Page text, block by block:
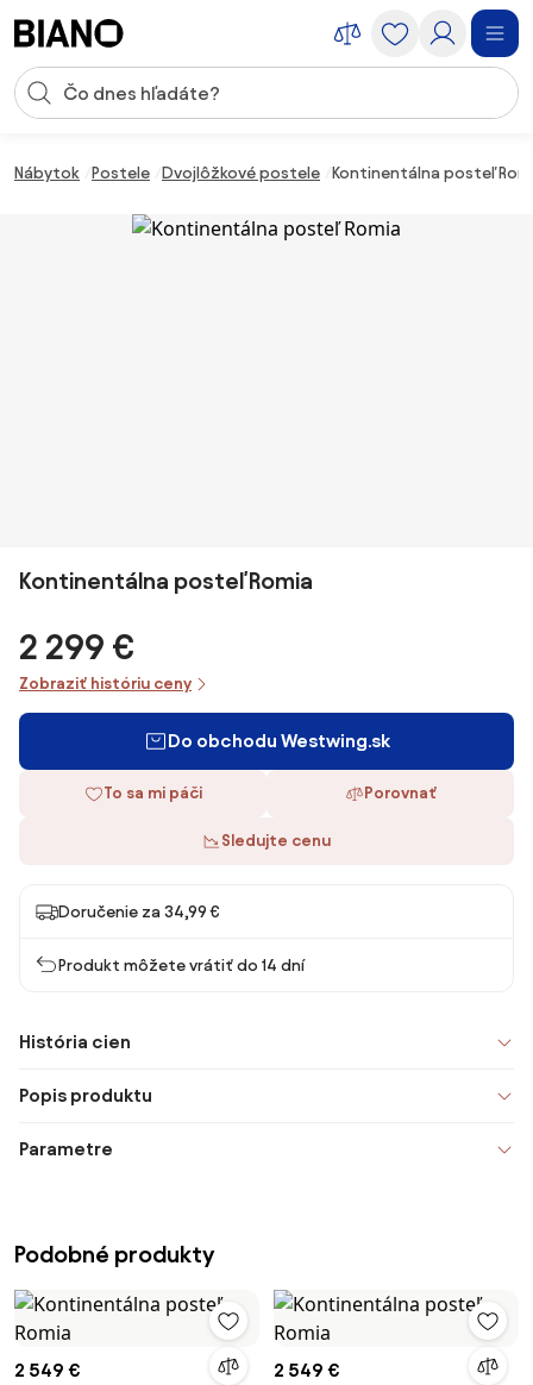
Vstup pre vyhľadávanie
Nábytok Postele Dvojlôžkové postele Kontinentálna posteľ
Kontinentálna posteľ Romia
2 299 €
Zobraziť históriu ceny
Do obchodu Westwing.sk
To sa mi páči Porovnať
Sledujte cenu
Doručenie za 34,99 €
Produkt môžete vrátiť do 14 dní
História cien
Popis produktu
Parametre
Podobné produkty
2 549 € 2 549 €